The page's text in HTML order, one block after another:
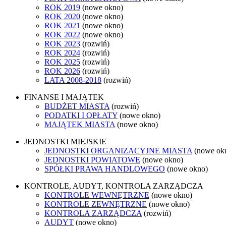
ROK 2019 (nowe okno)
ROK 2020 (nowe okno)
ROK 2021 (nowe okno)
ROK 2022 (nowe okno)
ROK 2023 (rozwiń)
ROK 2024 (rozwiń)
ROK 2025 (rozwiń)
ROK 2026 (rozwiń)
LATA 2008-2018 (rozwiń)
FINANSE I MAJĄTEK
BUDŻET MIASTA (rozwiń)
PODATKI I OPŁATY (nowe okno)
MAJĄTEK MIASTA (nowe okno)
JEDNOSTKI MIEJSKIE
JEDNOSTKI ORGANIZACYJNE MIASTA (nowe
JEDNOSTKI POWIATOWE (nowe okno)
SPÓŁKI PRAWA HANDLOWEGO (nowe okno)
KONTROLE, AUDYT, KONTROLA ZARZĄDCZA
KONTROLE WEWNĘTRZNE (nowe okno)
KONTROLE ZEWNĘTRZNE (nowe okno)
KONTROLA ZARZĄDCZA (rozwiń)
AUDYT (nowe okno)